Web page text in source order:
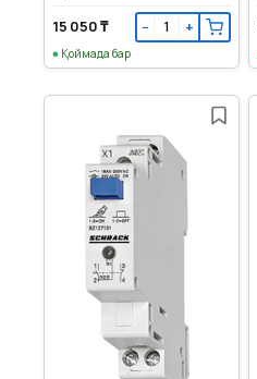
15 050 ₸ − +
Қоймада бар